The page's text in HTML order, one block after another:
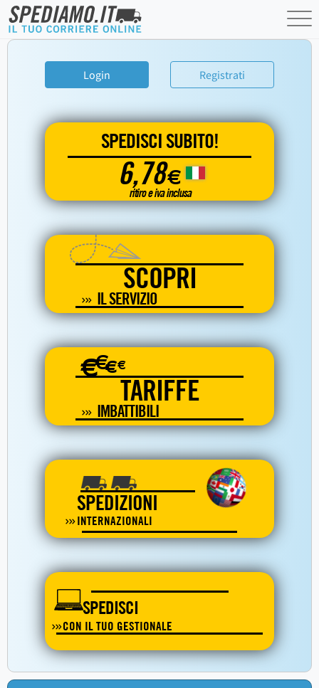
Login Registrati
SPEDISCI SUBITO!
6,78€
ritiro e iva inclusa
SCOPRI
IL SERVIZIO
€€€€
TARIFFE
IMBATTIBILI
SPEDIZIONI
INTERNAZIONALI
SPEDISCI
CON IL TUO GESTIONALE